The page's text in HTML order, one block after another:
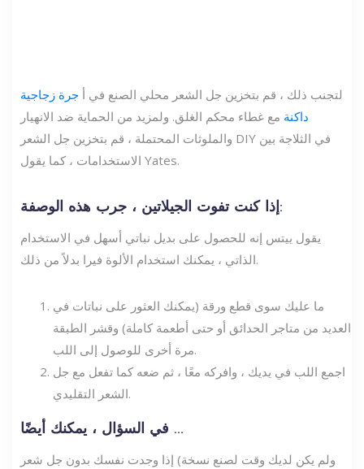
لتجنب ذلك ، قم بتخزين جل الشعر محلي الصنع في أ جرة زجاجية
داكنة مع غطاء محكم الغلق. ولمزيد من الحماية ضد الانهيار
والملوثات المحتملة ، قم بتخزين جل الشعر DIY في الثلاجة بين
الاستخدامات ، كما يقول Yates.
إذا كنت تفوت الجيلاتين ، جرب هذه الوصفة:
يقول ييتس إنه للحصول على بديل نباتي أسهل في الاستخدام
الذاتي ، يمكنك استخدام الألوة فيرا بدلاً من ذلك.
ما عليك سوى قطع ورقة (يمكنك العثور على نباتات في
العديد من متاجر الحدائق أو حتى أطعمة كاملة) وقشر الطبقة
مرة أخرى للوصول إلى اللب.
اجمع اللب في يديك ، وافركه معًا ، ثم ضعه كما تفعل مع جل
الشعر التقليدي.
في السؤال ، يمكنك أيضًا ...
إذا وجدت نفسك بدون جل شعر (ولم يكن لديك وقت لصنع نسخة